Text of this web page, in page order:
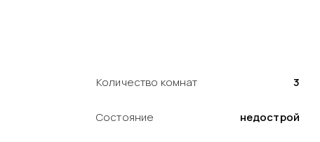
Количество комнат 3
Состояние недострой